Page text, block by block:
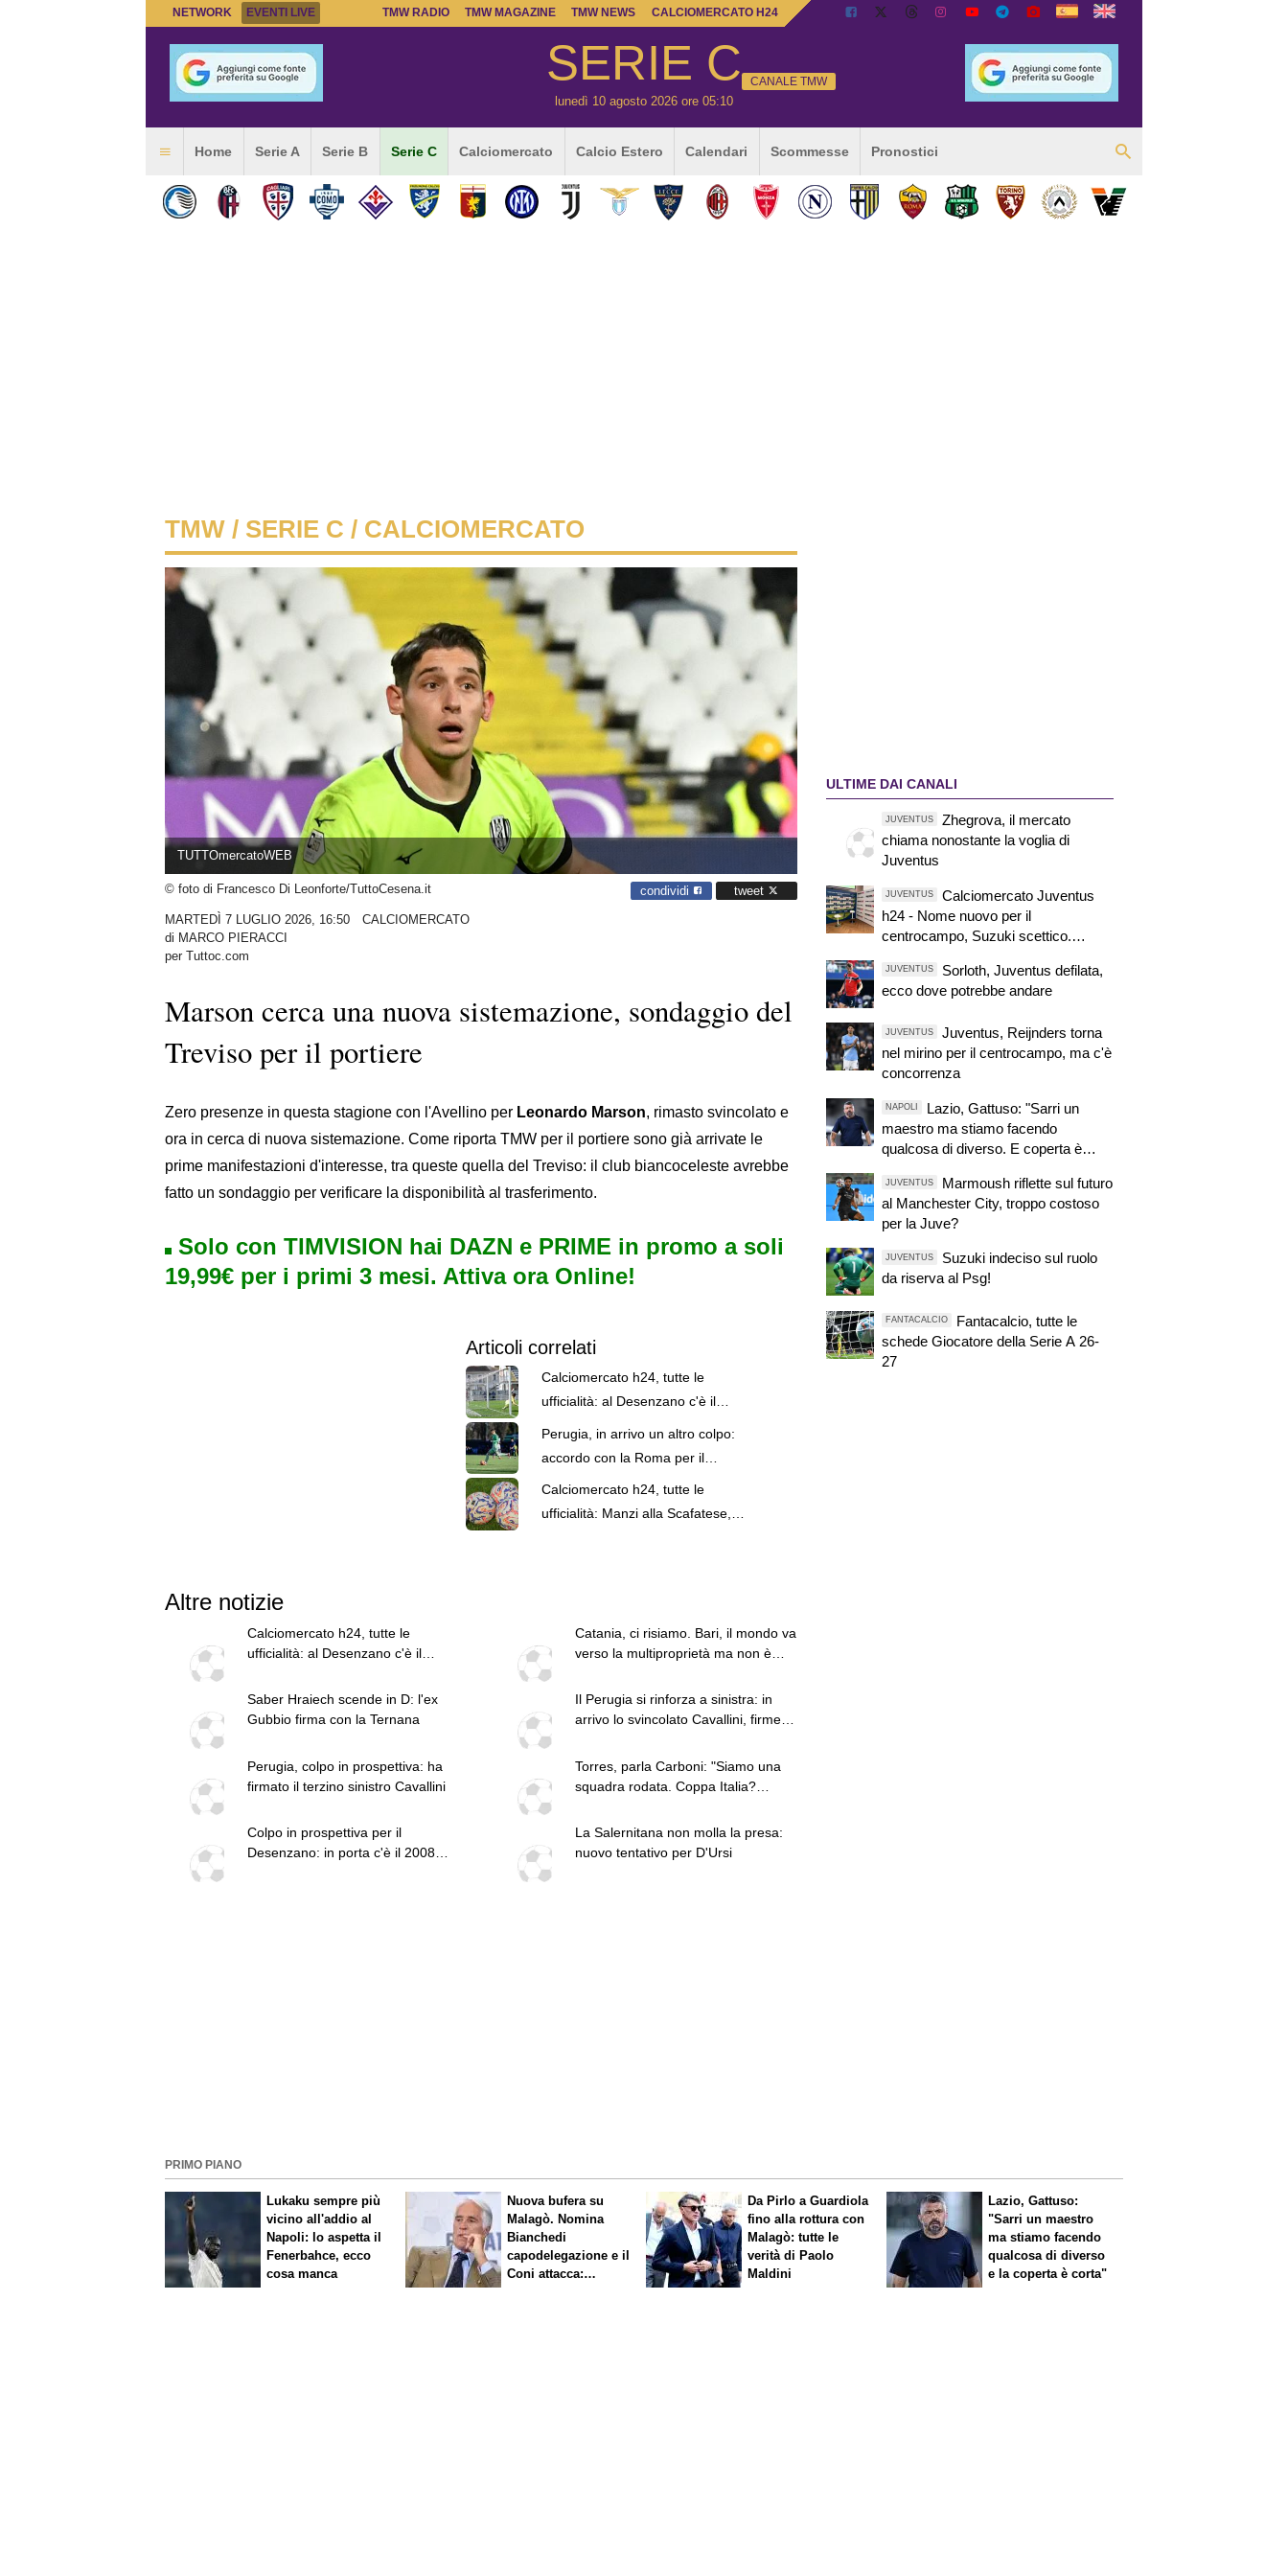
NETWORK EVENTI LIVE TMW RADIO TMW MAGAZINE TMW NEWS CALCIOMERCATO H24
SERIE C
lunedì 10 agosto 2026 ore 05:10
CANALE TMW
Home Serie A Serie B Serie C Calciomercato Calcio Estero Calendari Scommesse Pronostici
TMW / SERIE C / CALCIOMERCATO
TUTTOmercatoWEB
© foto di Francesco Di Leonforte/TuttoCesena.it condividi tweet
MARTEDÌ 7 LUGLIO 2026, 16:50
CALCIOMERCATO
di MARCO PIERACCI
per Tuttoc.com
Marson cerca una nuova sistemazione, sondaggio del
Treviso per il portiere
Zero presenze in questa stagione con l'Avellino per Leonardo Marson, rimasto svincolato e
ora in cerca di nuova sistemazione. Come riporta TMW per il portiere sono già arrivate le
prime manifestazioni d'interesse, tra queste quella del Treviso: il club biancoceleste avrebbe
fatto un sondaggio per verificare la disponibilità al trasferimento.
Solo con TIMVISION hai DAZN e PRIME in promo a soli
19,99€ per i primi 3 mesi. Attiva ora Online!
Articoli correlati
Calciomercato h24, tutte le
ufficialità: al Desenzano c'è il
Perugia, in arrivo un altro colpo:
accordo con la Roma per il
portiere Zelezny
Calciomercato h24, tutte le
ufficialità: Manzi alla Scafatese,
Altre notizie
Calciomercato h24, tutte le
ufficialità: al Desenzano c'è il
Catania, ci risiamo. Bari, il mondo va
verso la multiproprietà ma non è
Saber Hraiech scende in D: l'ex
Gubbio firma con la Ternana
Il Perugia si rinforza a sinistra: in
arrivo lo svincolato Cavallini, firmerà
Perugia, colpo in prospettiva: ha
firmato il terzino sinistro Cavallini
Torres, parla Carboni: "Siamo una
squadra rodata. Coppa Italia?
Colpo in prospettiva per il
Desenzano: in porta c'è il 2008
La Salernitana non molla la presa:
nuovo tentativo per D'Ursi
ULTIME DAI CANALI
JUVENTUS
Zhegrova, il mercato
chiama nonostante la voglia di
Juventus
JUVENTUS
Calciomercato Juventus
h24 - Nome nuovo per il
centrocampo, Suzuki scettico.
JUVENTUS
Sorloth, Juventus defilata,
ecco dove potrebbe andare
JUVENTUS
Juventus, Reijnders torna
nel mirino per il centrocampo, ma c'è
concorrenza
NAPOLI
Lazio, Gattuso: "Sarri un
maestro ma stiamo facendo
qualcosa di diverso. E coperta è
JUVENTUS
Marmoush riflette sul futuro
al Manchester City, troppo costoso
per la Juve?
JUVENTUS
Suzuki indeciso sul ruolo
da riserva al Psg!
FANTACALCIO
Fantacalcio, tutte le
schede Giocatore della Serie A 26-
27
PRIMO PIANO
Lukaku sempre più
vicino all'addio al
Napoli: lo aspetta il
Fenerbahce, ecco
cosa manca
Nuova bufera su
Malagò. Nomina
Bianchedi
capodelegazione e il
Coni attacca:
Da Pirlo a Guardiola
fino alla rottura con
Malagò: tutte le
verità di Paolo
Maldini
Lazio, Gattuso:
"Sarri un maestro
ma stiamo facendo
qualcosa di diverso
e la coperta è corta"